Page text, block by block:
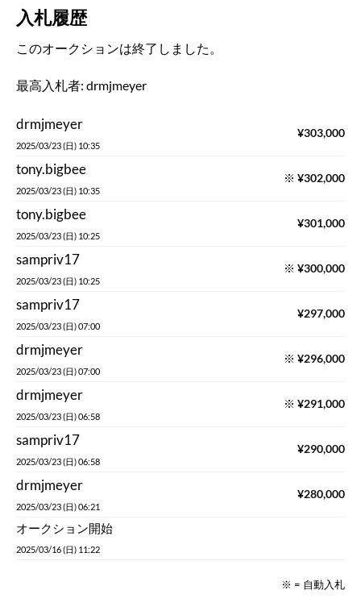
入札履歴
このオークションは終了しました。
最高入札者: drmjmeyer
drmjmeyer
2025/03/23 (日) 10:35
¥303,000
tony.bigbee
2025/03/23 (日) 10:35
※ ¥302,000
tony.bigbee
2025/03/23 (日) 10:25
¥301,000
sampriv17
2025/03/23 (日) 10:25
※ ¥300,000
sampriv17
2025/03/23 (日) 07:00
¥297,000
drmjmeyer
2025/03/23 (日) 07:00
※ ¥296,000
drmjmeyer
2025/03/23 (日) 06:58
※ ¥291,000
sampriv17
2025/03/23 (日) 06:58
¥290,000
drmjmeyer
2025/03/23 (日) 06:21
¥280,000
オークション開始
2025/03/16 (日) 11:22
※ = 自動入札